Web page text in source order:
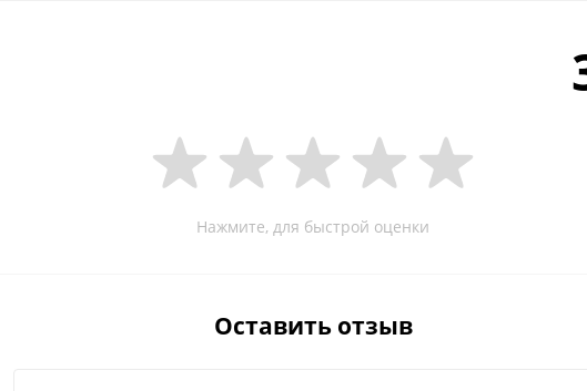
Нажмите, для быстрой оценки
Оставить отзыв